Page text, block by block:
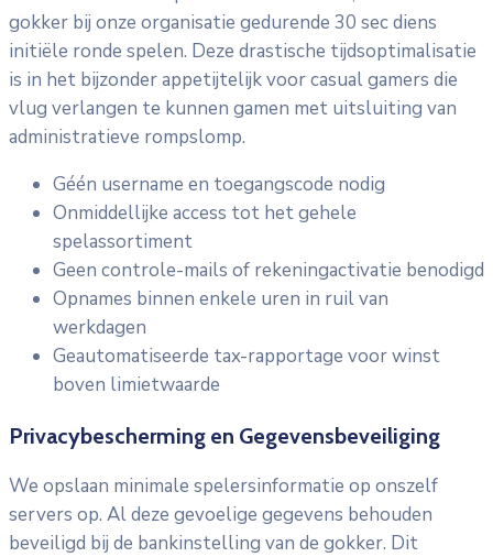
gokker bij onze organisatie gedurende 30 sec diens
initiële ronde spelen. Deze drastische tijdsoptimalisatie
is in het bijzonder appetijtelijk voor casual gamers die
vlug verlangen te kunnen gamen met uitsluiting van
administratieve rompslomp.
Géén username en toegangscode nodig
Onmiddellijke access tot het gehele
spelassortiment
Geen controle-mails of rekeningactivatie benodigd
Opnames binnen enkele uren in ruil van
werkdagen
Geautomatiseerde tax-rapportage voor winst
boven limietwaarde
Privacybescherming en Gegevensbeveiliging
We opslaan minimale spelersinformatie op onszelf
servers op. Al deze gevoelige gegevens behouden
beveiligd bij de bankinstelling van de gokker. Dit